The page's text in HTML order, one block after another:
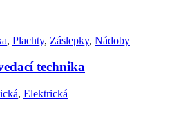
, Plachty, Záslepky, Nádoby
technika
, Elektrická